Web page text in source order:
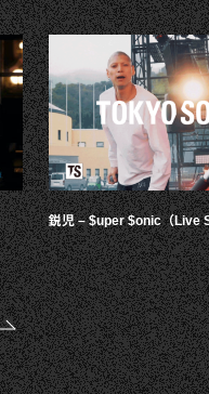
鋭児 – $uper $onic（Live